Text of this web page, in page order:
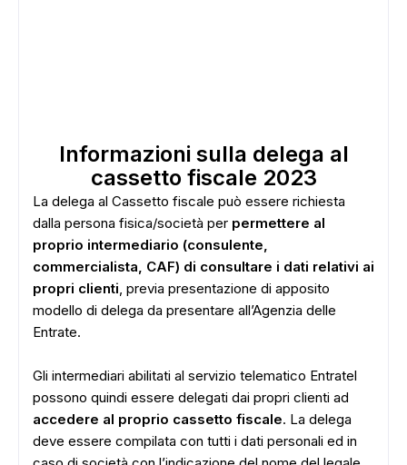
ADS
Informazioni sulla delega al
cassetto fiscale 2023
La delega al Cassetto fiscale può essere richiesta
dalla persona fisica/società per permettere al
proprio intermediario (consulente,
commercialista, CAF) di consultare i dati relativi ai
propri clienti, previa presentazione di apposito
modello di delega da presentare all’Agenzia delle
Entrate.
Gli intermediari abilitati al servizio telematico Entratel
possono quindi essere delegati dai propri clienti ad
accedere al proprio cassetto fiscale. La delega
deve essere compilata con tutti i dati personali ed in